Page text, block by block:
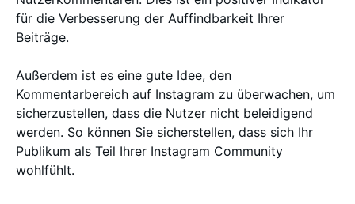
für die Verbesserung der Auffindbarkeit Ihrer
Beiträge.
Außerdem ist es eine gute Idee, den
Kommentarbereich auf Instagram zu überwachen, um
sicherzustellen, dass die Nutzer nicht beleidigend
werden. So können Sie sicherstellen, dass sich Ihr
Publikum als Teil Ihrer Instagram Community
wohlfühlt.